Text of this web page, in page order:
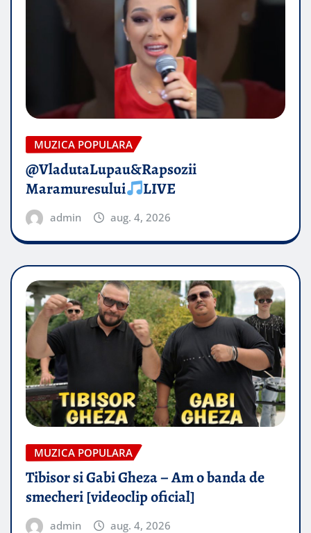
MUZICA POPULARA
@VladutaLupau&Rapsozii
Maramuresului
LIVE
admin aug. 4, 2026
MUZICA POPULARA
Tibisor si Gabi Gheza – Am o banda de
smecheri [videoclip oficial]
admin aug. 4, 2026